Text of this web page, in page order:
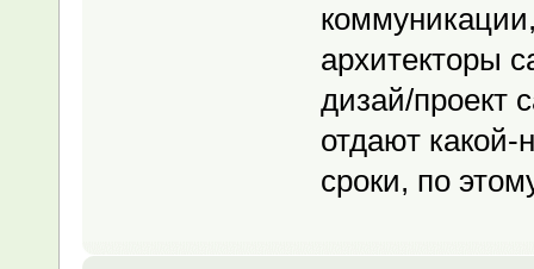
архитекторы
дизай/проект
отдают какой-
сроки, по